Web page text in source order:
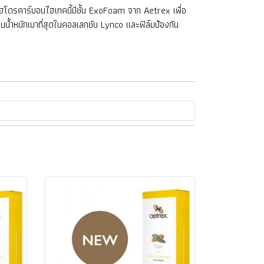
โดรคาร์บอนไฮเทคนี้มีชั้น ExoFoam จาก Aetrex เพื่อ
หนักเบาที่สุดในคอลเลกชัน Lynco และฟิล์มป้องกัน